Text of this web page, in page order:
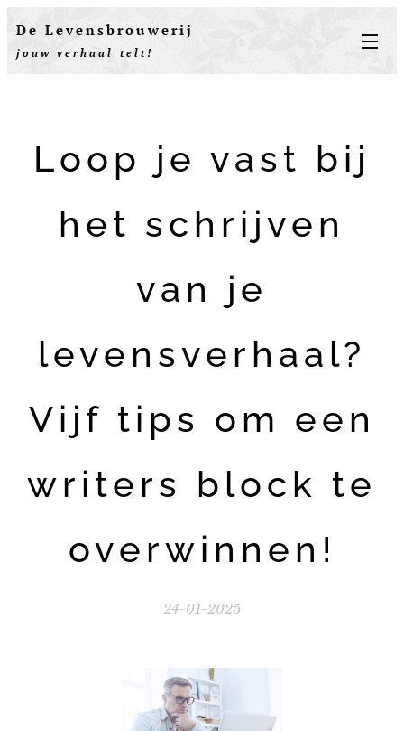
De Levensbrouwerij
jouw verhaal telt!
Loop je vast bij
het schrijven
van je
levensverhaal?
Vijf tips om een
writers block te
overwinnen!
24-01-2025